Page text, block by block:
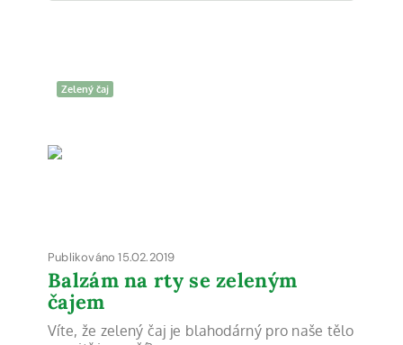
Zelený čaj
Publikováno 15.02.2019
Balzám na rty se zeleným
čajem
Víte, že zelený čaj je blahodárný pro naše tělo